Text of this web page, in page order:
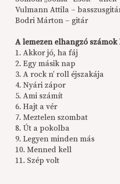
Vulmann Attila –
Bodri Márton – gitár
A lemezen elhangzó számok
1. Akkor jó, ha fáj
2. Egy másik nap
3. A rock n’ roll éjszakája
4. Nyári zápor
5. Ami számít
6. Hajt a vér
7. Meztelen szombat
8. Út a pokolba
9. Legyen minden más
10. Menned kell
11. Szép volt